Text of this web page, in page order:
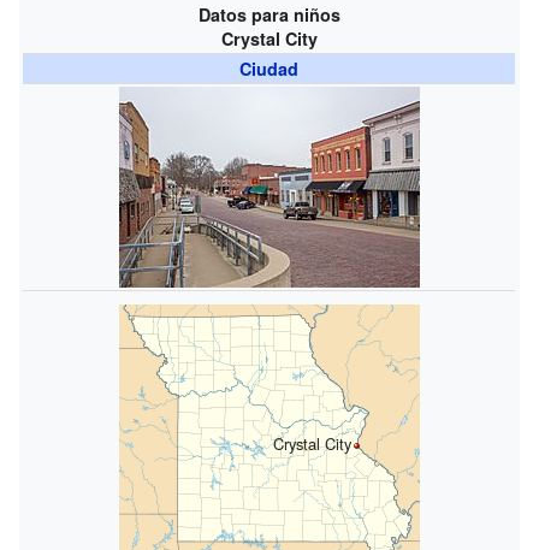
Datos para niños
Crystal City
Ciudad
Crystal City